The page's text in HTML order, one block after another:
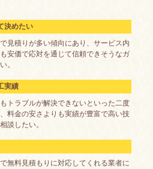
決めたい
見積りが多い傾向にあり、サービス内
安価で応対を通じて信頼できそうなガ
。
実績
トラブルが解決できないといった二度
料金の安さよりも実績が豊富で高い技
談したい。
無料見積もりに対応してくれる業者に